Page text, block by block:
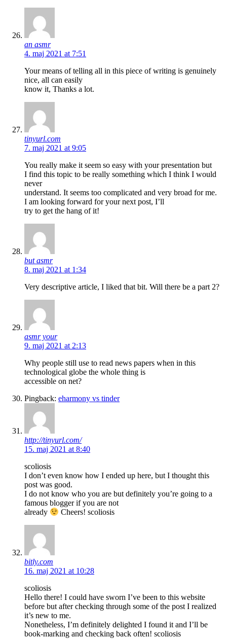
an asmr
4. maj 2021 at 7:51
Your means of telling all in this piece of writing is genuinely
nice, all can easily
know it, Thanks a lot.
tinyurl.com
7. maj 2021 at 9:05
You really make it seem so easy with your presentation but
I find this topic to be really something which I think I would
never
understand. It seems too complicated and very broad for me.
I am looking forward for your next post, I’ll
try to get the hang of it!
but asmr
8. maj 2021 at 1:34
Very descriptive article, I liked that bit. Will there be a part 2?
asmr your
9. maj 2021 at 2:13
Why people still use to read news papers when in this
technological globe the whole thing is
accessible on net?
Pingback: eharmony vs tinder
http://tinyurl.com/
15. maj 2021 at 8:40
scoliosis
I don’t even know how I ended up here, but I thought this
post was good.
I do not know who you are but definitely you’re going to a
famous blogger if you are not
already
Cheers! scoliosis
bitly.com
16. maj 2021 at 10:28
scoliosis
Hello there! I could have sworn I’ve been to this website
before but after checking through some of the post I realized
it’s new to me.
Nonetheless, I’m definitely delighted I found it and I’ll be
book-marking and checking back often! scoliosis